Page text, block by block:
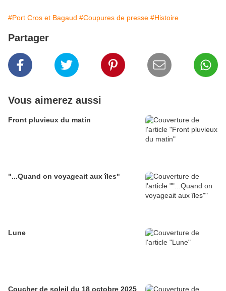
#Port Cros et Bagaud #Coupures de presse #Histoire
Partager
Vous aimerez aussi
Front pluvieux du matin
"...Quand on voyageait aux îles"
Lune
Coucher de soleil du 18 octobre 2025